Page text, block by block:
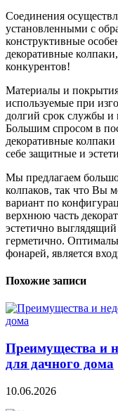
Соединения
установленными с
конструктивные
декоративные
конкурентов!
Материалы и
используемые при
долгий срок службы и
Большим спросом в
декоративные
себе защитные и
Мы предлагаем
колпаков, так что Вы
вариант по
верхнюю часть
эстетично
герметично.
фонарей, является
Похожие записи
Преимущества и
для дачного дома
10.06.2026